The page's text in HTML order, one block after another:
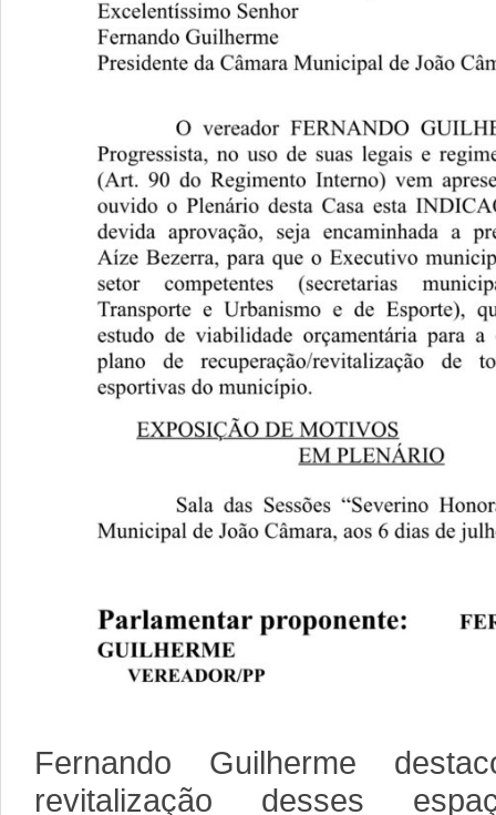
Fernando Guilherme
revitalização desses